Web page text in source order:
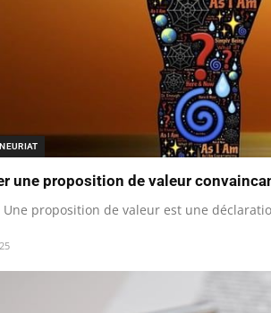
une proposition de valeur
Une proposition de valeur est une